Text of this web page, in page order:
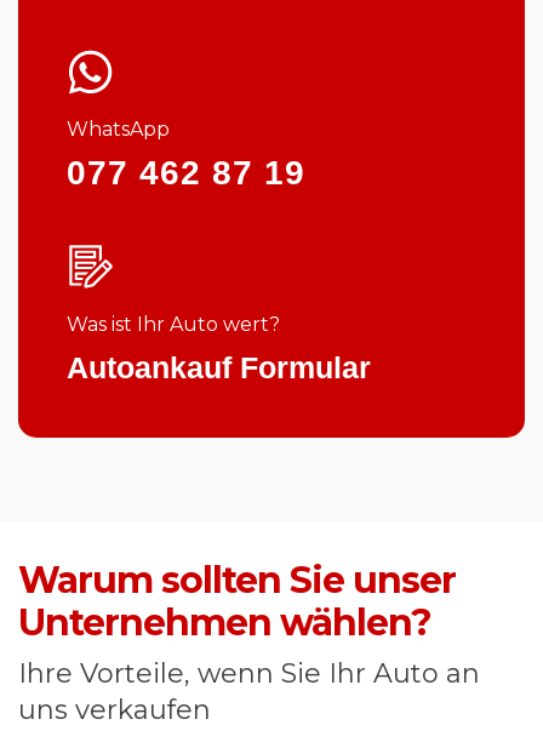
WhatsApp
077 462 87 19
Was ist Ihr Auto wert?
Autoankauf Formular
Warum sollten Sie unser
Unternehmen wählen?
Ihre Vorteile, wenn Sie Ihr Auto an
uns verkaufen